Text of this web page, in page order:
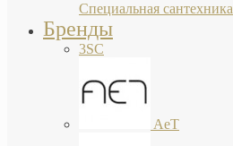
Специальная сантехника
Бренды
3SC
AeT